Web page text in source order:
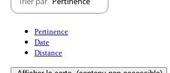
Pertinence
Date
Distance